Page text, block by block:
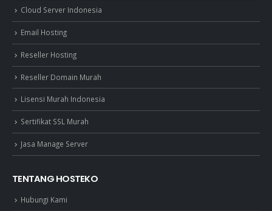
Cloud Server Indonesia
Email Hosting
Reseller Hosting
Reseller Domain Murah
Lisensi Murah Indonesia
Sertifikat SSL Murah
Jasa Manage Server
TENTANG HOSTEKO
Hubungi Kami